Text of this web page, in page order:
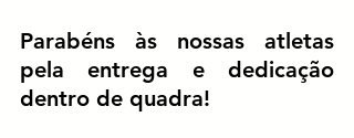
Parabéns às nossas atletas
pela entrega e dedicação
dentro de quadra!